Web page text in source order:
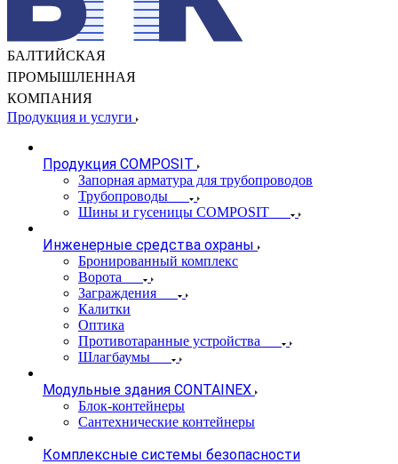
БАЛТИЙСКАЯ
ПРОМЫШЛЕННАЯ
КОМПАНИЯ
Продукция и услуги
Продукция COMPOSIT
Запорная арматура для трубопроводов
Трубопроводы
Шины и гусеницы COMPOSIT
Инженерные средства охраны
Бронированный комплекс
Ворота
Заграждения
Калитки
Оптика
Противотаранные устройства
Шлагбаумы
Модульные здания CONTAINEX
Блок-контейнеры
Сантехнические контейнеры
Комплексные системы безопасности